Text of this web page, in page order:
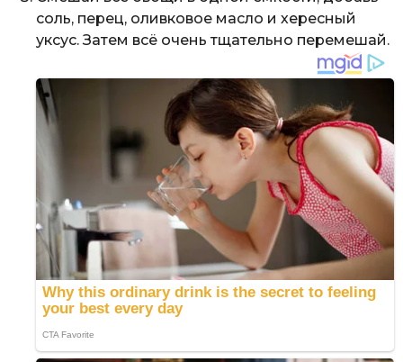
соль, перец, оливковое масло и хересный
уксус. Затем всё очень тщательно перемешай.